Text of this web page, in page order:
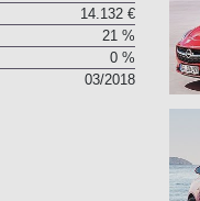
4.092 €
14.132 €
21 %
0 %